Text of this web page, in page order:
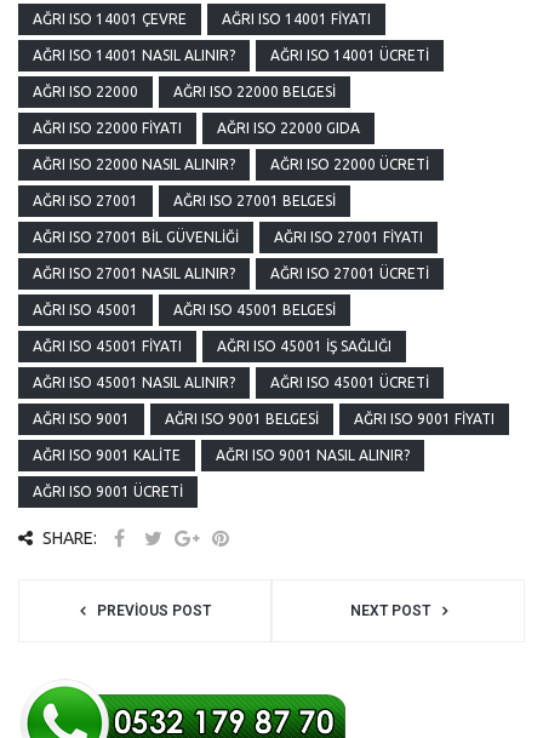
AĞRI ISO 14001 ÇEVRE AĞRI ISO 14001 FIYATI
AĞRI ISO 14001 NASIL ALINIR? AĞRI ISO 14001 ÜCRETI
AĞRI ISO 22000 AĞRI ISO 22000 BELGESI
AĞRI ISO 22000 FIYATI AĞRI ISO 22000 GIDA
AĞRI ISO 22000 NASIL ALINIR? AĞRI ISO 22000 ÜCRETI
AĞRI ISO 27001 AĞRI ISO 27001 BELGESI
AĞRI ISO 27001 BIL GÜVENLIĞI AĞRI ISO 27001 FIYATI
AĞRI ISO 27001 NASIL ALINIR? AĞRI ISO 27001 ÜCRETI
AĞRI ISO 45001 AĞRI ISO 45001 BELGESI
AĞRI ISO 45001 FIYATI AĞRI ISO 45001 İŞ SAĞLIĞI
AĞRI ISO 45001 NASIL ALINIR? AĞRI ISO 45001 ÜCRETI
AĞRI ISO 9001 AĞRI ISO 9001 BELGESI AĞRI ISO 9001 FIYATI
AĞRI ISO 9001 KALITE AĞRI ISO 9001 NASIL ALINIR?
AĞRI ISO 9001 ÜCRETI
SHARE:
PREVIOUS POST NEXT POST